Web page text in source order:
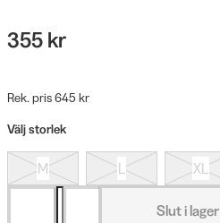
355 kr
Rek. pris 645 kr
Välj storlek
M L XL
Slut i